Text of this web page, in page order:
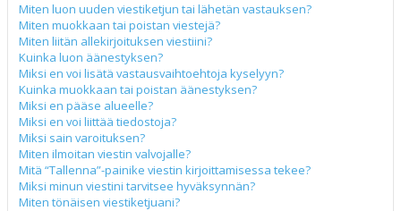
Miten luon uuden viestiketjun tai lähetän vastauksen?
Miten muokkaan tai poistan viestejä?
Miten liitän allekirjoituksen viestiini?
Kuinka luon äänestyksen?
Miksi en voi lisätä vastausvaihtoehtoja kyselyyn?
Kuinka muokkaan tai poistan äänestyksen?
Miksi en pääse alueelle?
Miksi en voi liittää tiedostoja?
Miksi sain varoituksen?
Miten ilmoitan viestin valvojalle?
Mitä “Tallenna”-painike viestin kirjoittamisessa tekee?
Miksi minun viestini tarvitsee hyväksynnän?
Miten tönäisen viestiketjuani?